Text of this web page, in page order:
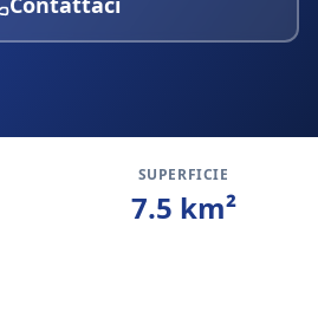
SUPERFICIE
7.5 km²